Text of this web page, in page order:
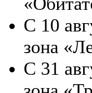
С 10
зона
С 31